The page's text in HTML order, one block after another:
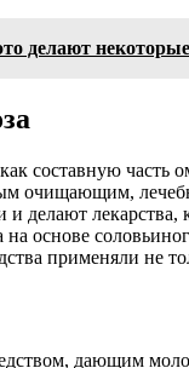
делают
составную
очищающим,
и делают
основе
применяли не
дающим